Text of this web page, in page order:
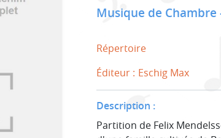
Musique de Chambre
Répertoire
Éditeur : Eschig Max
Description :
Partition de Felix